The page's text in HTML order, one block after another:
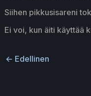
Siihen pikkusisareni
Ei voi, kun äiti käyttää
← Edellinen